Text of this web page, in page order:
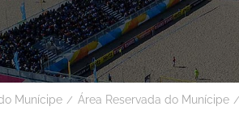
Munícipe Área Reservada do Munícipe